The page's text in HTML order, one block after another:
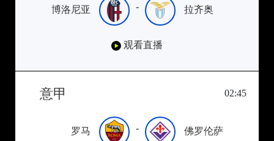
博洛尼亚 - 拉齐奥
观看直播
意甲 02:45
罗马 - 佛罗伦萨